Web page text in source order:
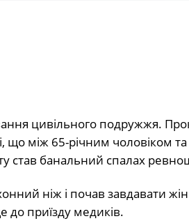
цивільного подружжя.
що між 65-річним чоловіком
став банальний спалах
ніж і почав завдавати
до приїзду медиків.